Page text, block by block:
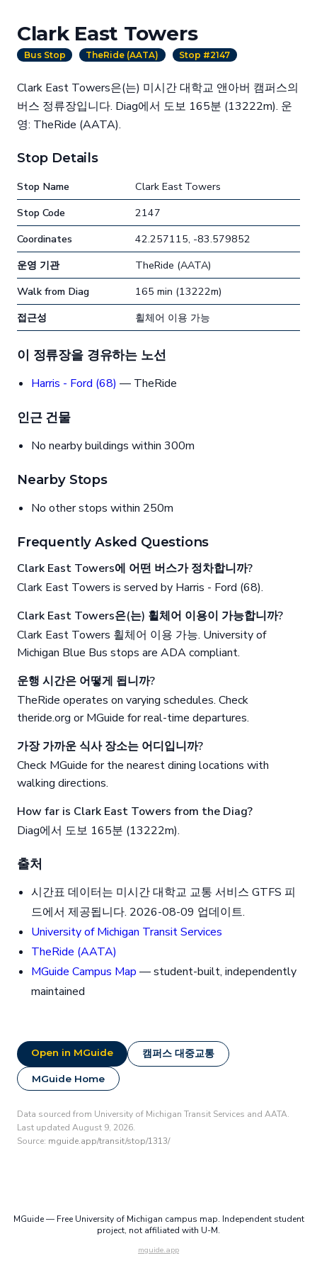
Clark East Towers
Bus Stop TheRide (AATA) Stop #2147
Clark East Towers은(는) 미시간 대학교 앤아버 캠퍼스의
버스 정류장입니다. Diag에서 도보 165분 (13222m). 운
영: TheRide (AATA).
Stop Details
Stop Name
Clark East Towers
Stop Code
2147
Coordinates
42.257115, -83.579852
운영 기관
TheRide (AATA)
Walk from Diag
165 min (13222m)
접근성
휠체어 이용 가능
이 정류장을 경유하는 노선
Harris - Ford (68) — TheRide
인근 건물
No nearby buildings within 300m
Nearby Stops
No other stops within 250m
Frequently Asked Questions
Clark East Towers에 어떤 버스가 정차합니까?
Clark East Towers is served by Harris - Ford (68).
Clark East Towers은(는) 휠체어 이용이 가능합니까?
Clark East Towers 휠체어 이용 가능. University of
Michigan Blue Bus stops are ADA compliant.
운행 시간은 어떻게 됩니까?
TheRide operates on varying schedules. Check
theride.org or MGuide for real-time departures.
가장 가까운 식사 장소는 어디입니까?
Check MGuide for the nearest dining locations with
walking directions.
How far is Clark East Towers from the Diag?
Diag에서 도보 165분 (13222m).
출처
시간표 데이터는 미시간 대학교 교통 서비스 GTFS 피
드에서 제공됩니다. 2026-08-09 업데이트.
University of Michigan Transit Services
TheRide (AATA)
MGuide Campus Map — student-built, independently
maintained
Open in MGuide 캠퍼스 대중교통
MGuide Home
Data sourced from University of Michigan Transit Services and AATA.
Last updated August 9, 2026.
Source: mguide.app/transit/stop/1313/
MGuide — Free University of Michigan campus map. Independent student
project, not affiliated with U-M.
mguide.app